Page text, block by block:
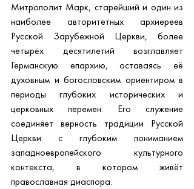
Митрополит Марк, старейший и один из
наиболее авторитетных архиереев
Русской Зарубежной Церкви, более
четырёх десятилетий возглавляет
Германскую епархию, оставаясь её
духовным и богословским ориентиром в
периоды глубоких исторических и
церковных перемен. Его служение
соединяет верность традиции Русской
Церкви с глубоким пониманием
западноевропейского культурного
контекста, в котором живёт
православная диаспора.